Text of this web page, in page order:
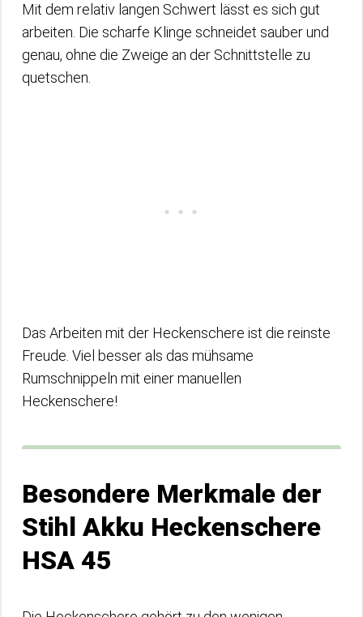
Mit dem relativ langen Schwert lässt es sich gut
arbeiten. Die scharfe Klinge schneidet sauber und
genau, ohne die Zweige an der Schnittstelle zu
quetschen.
Das Arbeiten mit der Heckenschere ist die reinste
Freude. Viel besser als das mühsame
Rumschnippeln mit einer manuellen
Heckenschere!
Besondere Merkmale der
Stihl Akku Heckenschere
HSA 45